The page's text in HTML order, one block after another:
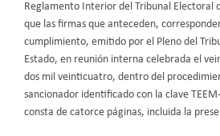
Reglamento Interior del Tribunal Electoral
que las firmas que anteceden,
cumplimiento, emitido por el Pleno del
Estado, en reunión interna celebrada el
dos mil veinticuatro, dentro del
sancionador identificado con la clave
consta de catorce páginas, incluida la